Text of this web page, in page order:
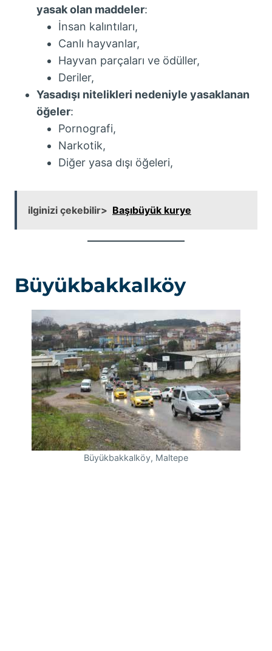
yasak olan maddeler:
İnsan kalıntıları,
Canlı hayvanlar,
Hayvan parçaları ve ödüller,
Deriler,
Yasadışı nitelikleri nedeniyle yasaklanan
öğeler:
Pornografi,
Narkotik,
Diğer yasa dışı öğeleri,
ilginizi çekebilir> Başıbüyük kurye
Büyükbakkalköy
Büyükbakkalköy, Maltepe